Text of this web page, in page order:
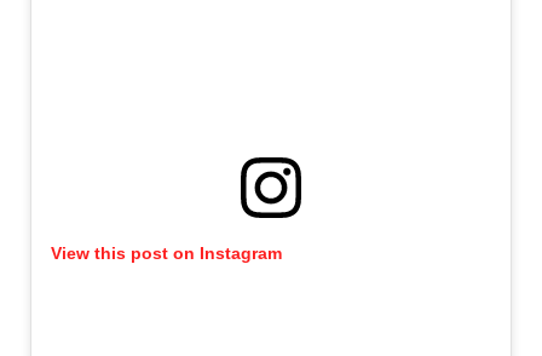
View this post on Instagram